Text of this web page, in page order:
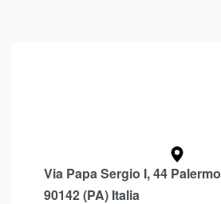
Via Papa Sergio I, 44 Palermo
90142 (PA) Italia